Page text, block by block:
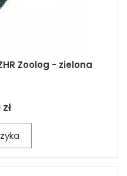
Zoolog - zielona